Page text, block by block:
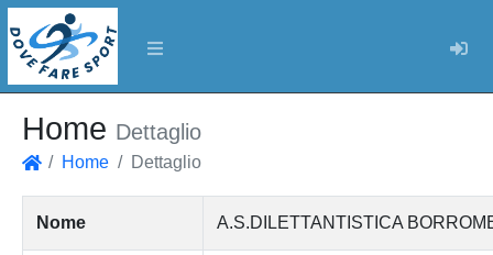
Home Dettaglio
Home Dettaglio
Nome A.S.DILETTANTISTICA